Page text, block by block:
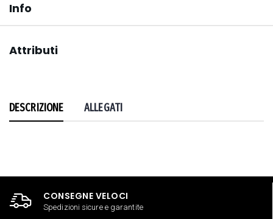
Info
Attributi
DESCRIZIONE ALLEGATI
CONSEGNE VELOCI
Spedizioni sicure e garantite